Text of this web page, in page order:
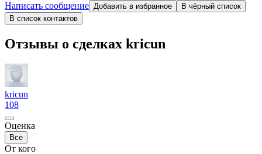
Написать сообщение Добавить в избранное
В чёрный список
В список контактов
Отзывы о сделках kricun
kricun
108
Оценка
Все
От кого